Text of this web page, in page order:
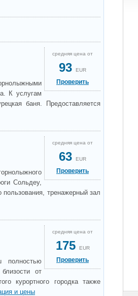
средняя цена от
93 EUR
Проверить
К услугам
баня. Предоставляется
средняя цена от
63 EUR
Проверить
Сольдеу,
тренажерный зал
средняя цена от
175 EUR
Проверить
полностью
от
курортного городка также
и цены